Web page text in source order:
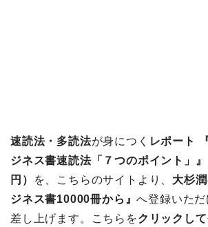
速読法・多読法が身につく レポート
ジネス書速読法「７つのポイント」
円）
を、こちらのサイトより、 大杉
ジネス書10000冊から』へ登録いた
差し上げます。こちらをクリックし